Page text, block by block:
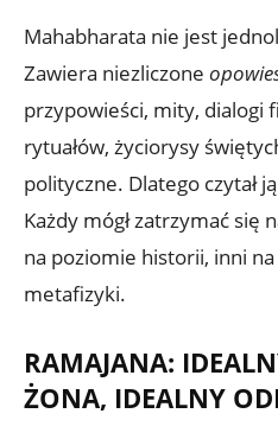
Mahabharata nie jest
Zawiera niezliczone
przypowieści, mity, dialogi
rytuałów, życiorysy
polityczne. Dlatego czytał
Każdy mógł zatrzymać się
na poziomie historii, inni
metafizyki.
RAMAJANA:
ŻONA, IDEALNY